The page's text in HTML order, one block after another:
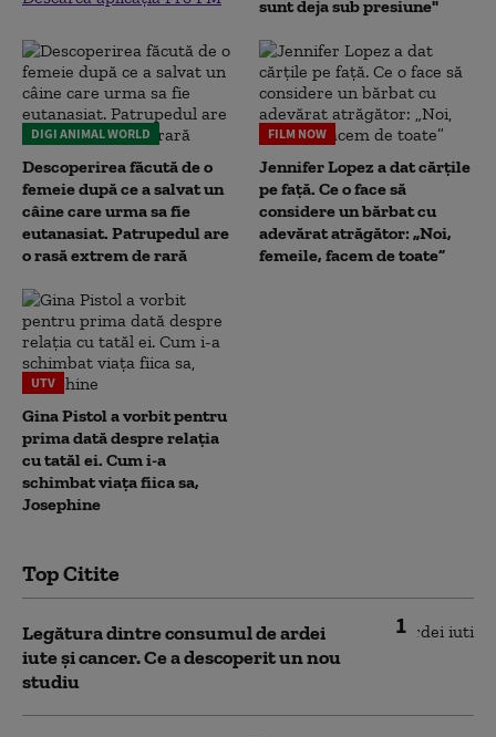
sunt deja sub presiune"
DIGI ANIMAL WORLD
Descoperirea făcută de o
femeie după ce a salvat un
câine care urma sa fie
eutanasiat. Patrupedul are
o rasă extrem de rară
FILM NOW
Jennifer Lopez a dat cărțile
pe față. Ce o face să
considere un bărbat cu
adevărat atrăgător: „Noi,
femeile, facem de toate”
UTV
Gina Pistol a vorbit pentru
prima dată despre relația
cu tatăl ei. Cum i-a
schimbat viața fiica sa,
Josephine
Top Citite
1
Legătura dintre consumul de ardei
iute și cancer. Ce a descoperit un nou
studiu